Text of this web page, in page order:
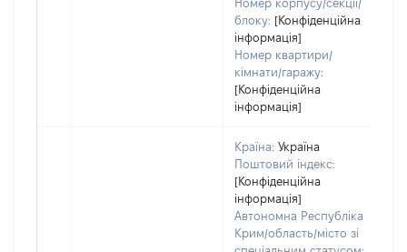
Номер корпусу/секції/
блоку: [Конфіденційна
інформація]
Номер квартири/
кімнати/гаражу:
[Конфіденційна
інформація]
Країна: Україна
Поштовий індекс:
[Конфіденційна
інформація]
Автономна Республіка
Крим/область/місто зі